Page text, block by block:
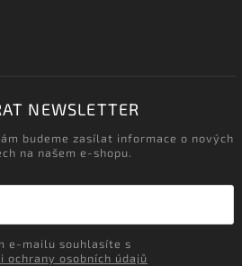
NEWSLETTER
budeme zasílat informace o nových
na našem e-shopu.
ochrany osobních údajů